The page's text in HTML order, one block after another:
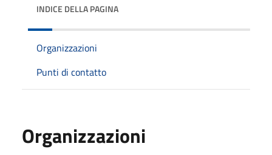
INDICE DELLA PAGINA
Organizzazioni
Punti di contatto
Organizzazioni